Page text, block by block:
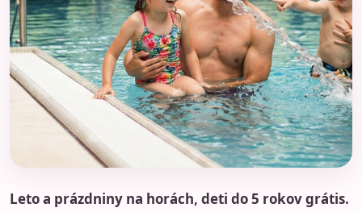
Leto a prázdniny na horách, deti do 5 rokov grátis.